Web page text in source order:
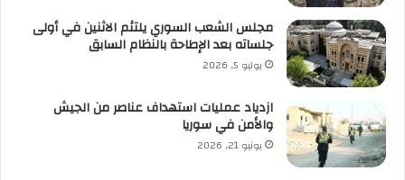
مجلس الشعب السوري يلتئم الاثنين في أولى
جلساته بعد الإطاحة بالنظام السابق
يوليو 5, 2026
ازدياد عمليات استهداف عناصر من الجيش
والأمن في سوريا
يونيو 21, 2026